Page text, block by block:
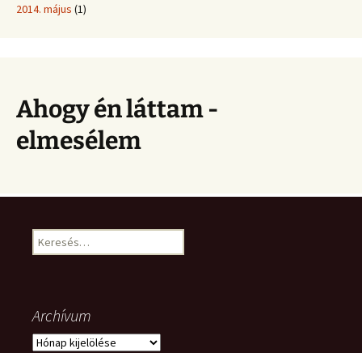
2014. május (1)
Ahogy én láttam -
elmesélem
Keresés:
Archívum
Archívum